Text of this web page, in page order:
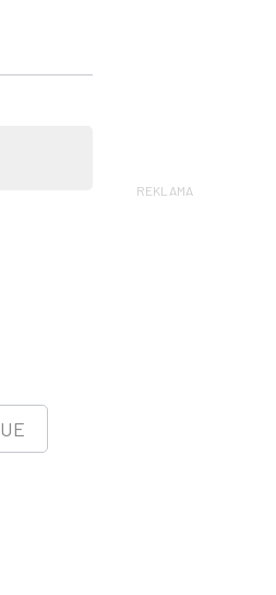
REKLAMA